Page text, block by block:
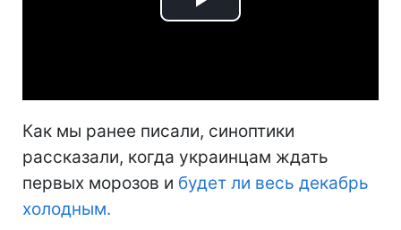
Play
Как мы ранее писали, синоптики
рассказали, когда украинцам ждать
первых морозов и будет ли весь декабрь
холодным.